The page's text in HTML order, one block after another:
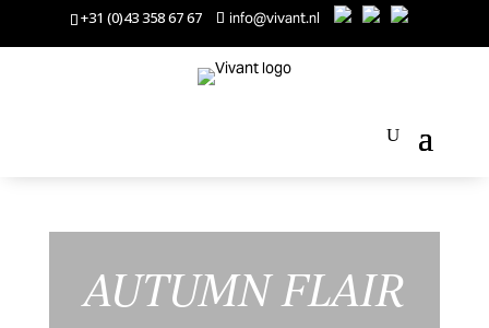
+31 (0)43 358 67 67 info@vivant.nl
AUTUMN FLAIR